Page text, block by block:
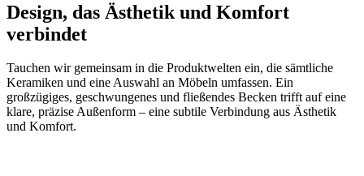
Design, das Ästhetik und Komfort
verbindet
Tauchen wir gemeinsam in die Produktwelten ein, die sämtliche
Keramiken und eine Auswahl an Möbeln umfassen. Ein
großzügiges, geschwungenes und fließendes Becken trifft auf eine
klare, präzise Außenform – eine subtile Verbindung aus Ästhetik
und Komfort.